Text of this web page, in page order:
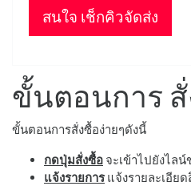
สนใจ เช็กคิวจัดส่ง
ขั้นตอนการ
ขั้นตอนการสั่งซื้อง่ายๆดังนี้
กดปุ่มสั่งซื้อ จะเข้าไปยังไลน์
แจ้งรายการแจ้งรายละเอีย